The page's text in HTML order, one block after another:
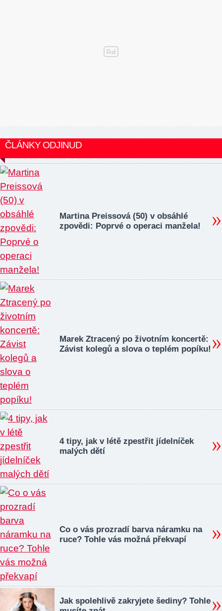
ČLÁNKY ODJINUD
Martina Preissová (50) v obsáhlé
zpovědi: Poprvé o operaci manžela!
Marek Ztracený po životním koncertě:
Závist kolegů a slova o teplém popíku!
4 tipy, jak v létě zpestřit jídelníček
malých dětí
Co o vás prozradí barva náramku na
ruce? Tohle vás možná překvapí
Jak spolehlivě zakryjete šediny? Tohle